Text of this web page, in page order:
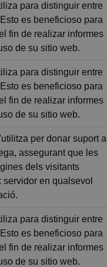
para distinguir entre
es beneficioso para
fin de realizar informes
de su sitio web.
para distinguir entre
es beneficioso para
fin de realizar informes
de su sitio web.
per donar suport a
assegurant que les
dels visitants
en qualsevol
para distinguir entre
es beneficioso para
fin de realizar informes
de su sitio web.